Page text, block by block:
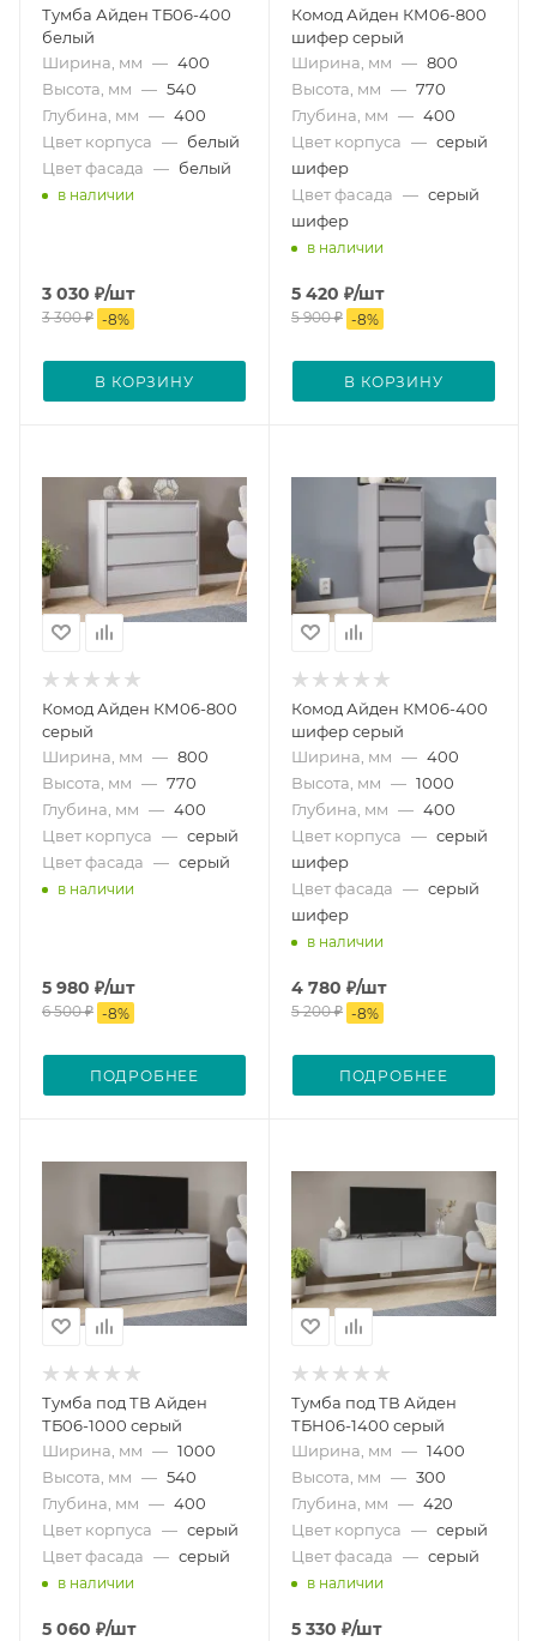
Тумба Айден ТБ06-400
белый
Ширина, мм — 400
Высота, мм — 540
Глубина, мм — 400
Цвет корпуса — белый
Цвет фасада — белый
в наличии
3 030 ₽/шт
3 300₽ -8%
В КОРЗИНУ
Комод Айден КМ06-800
шифер серый
Ширина, мм — 800
Высота, мм — 770
Глубина, мм — 400
Цвет корпуса — серый
шифер
Цвет фасада — серый
шифер
в наличии
5 420 ₽/шт
5 900₽ -8%
В КОРЗИНУ
Комод Айден КМ06-800
серый
Ширина, мм — 800
Высота, мм — 770
Глубина, мм — 400
Цвет корпуса — серый
Цвет фасада — серый
в наличии
5 980 ₽/шт
6 500₽ -8%
ПОДРОБНЕЕ
Комод Айден КМ06-400
шифер серый
Ширина, мм — 400
Высота, мм — 1000
Глубина, мм — 400
Цвет корпуса — серый
шифер
Цвет фасада — серый
шифер
в наличии
4 780 ₽/шт
5 200₽ -8%
ПОДРОБНЕЕ
Тумба под ТВ Айден
ТБ06-1000 серый
Ширина, мм — 1000
Высота, мм — 540
Глубина, мм — 400
Цвет корпуса — серый
Цвет фасада — серый
в наличии
5 060 ₽/шт
Тумба под ТВ Айден
ТБН06-1400 серый
Ширина, мм — 1400
Высота, мм — 300
Глубина, мм — 420
Цвет корпуса — серый
Цвет фасада — серый
в наличии
5 330 ₽/шт